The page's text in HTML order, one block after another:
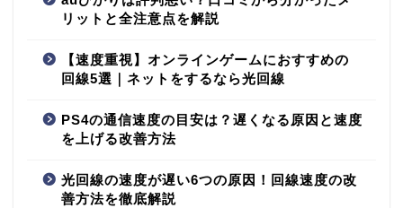
リットと全注意点を解説
【速度重視】オンラインゲームにおすすめの
回線5選｜ネットをするなら光回線
PS4の通信速度の目安は？遅くなる原因と速度
を上げる改善方法
光回線の速度が遅い6つの原因！回線速度の改
善方法を徹底解説